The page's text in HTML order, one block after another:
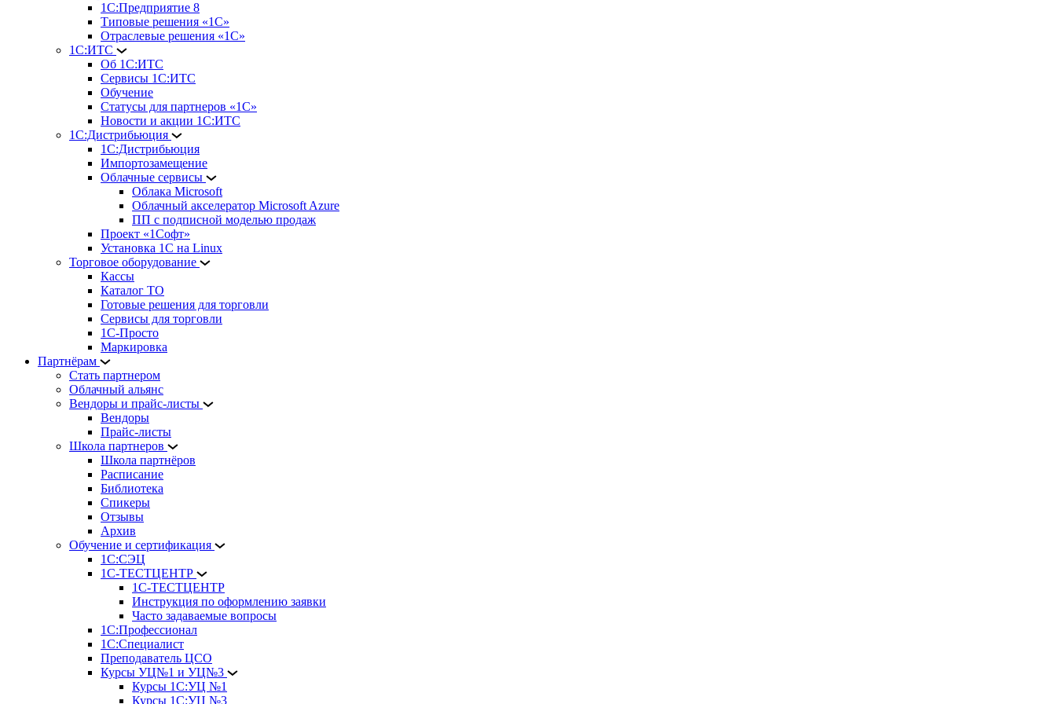
1С:Предприятие 8
Типовые решения «1С»
Отраслевые решения «1С»
1С:ИТС
Об 1С:ИТС
Сервисы 1С:ИТС
Обучение
Статусы для партнеров «1С»
Новости и акции 1С:ИТС
1С:Дистрибьюция
1С:Дистрибьюция
Импортозамещение
Облачные сервисы
Облака Microsoft
Облачный акселератор Microsoft Azure
ПП с подписной моделью продаж
Проект «1Софт»
Установка 1С на Linux
Торговое оборудование
Кассы
Каталог ТО
Готовые решения для торговли
Сервисы для торговли
1С-Просто
Маркировка
Партнёрам
Стать партнером
Облачный альянс
Вендоры и прайс-листы
Вендоры
Прайс-листы
Школа партнеров
Школа партнёров
Расписание
Библиотека
Спикеры
Отзывы
Архив
Обучение и сертификация
1С:СЭЦ
1С-ТЕСТЦЕНТР
1С-ТЕСТЦЕНТР
Инструкция по оформлению заявки
Часто задаваемые вопросы
1С:Профессионал
1С:Специалист
Преподаватель ЦСО
Курсы УЦ№1 и УЦ№3
Курсы 1С:УЦ №1
Курсы 1С:УЦ №3